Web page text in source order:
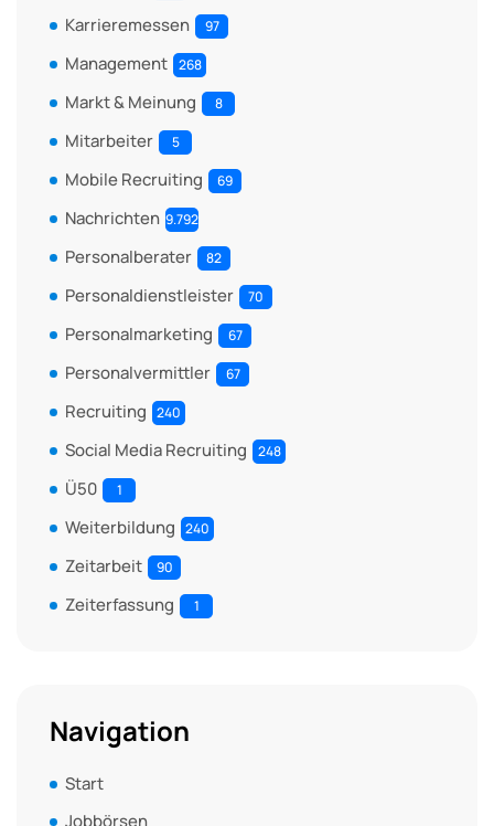
Karrieremessen 97
Management 268
Markt & Meinung 8
Mitarbeiter 5
Mobile Recruiting 69
Nachrichten 9.792
Personalberater 82
Personaldienstleister 70
Personalmarketing 67
Personalvermittler 67
Recruiting 240
Social Media Recruiting 248
Ü50 1
Weiterbildung 240
Zeitarbeit 90
Zeiterfassung 1
Navigation
Start